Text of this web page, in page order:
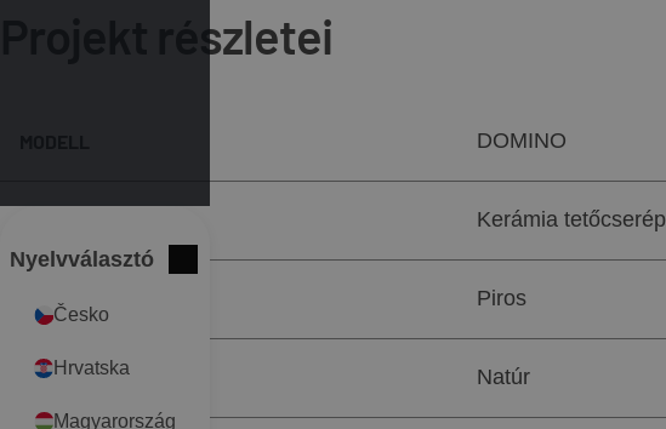
Projekt részletei
DOMINO
Kerámia tetőcserép
SZÍN Piros
FELÜLET Natúr
Nyelvválasztó Bezár
International
Česko
Hrvatska
Magyarország